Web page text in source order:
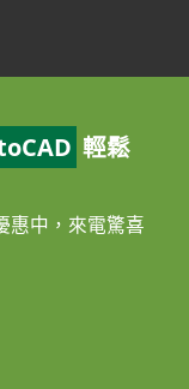
輕鬆
惠中，來電驚喜